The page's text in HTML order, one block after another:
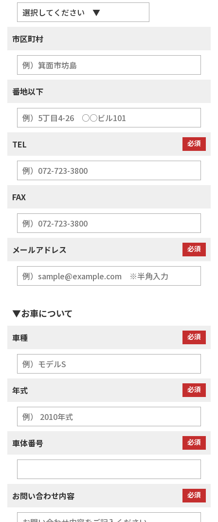
市区町村
番地以下
TEL 必須
FAX
メールアドレス 必須
▼お車について
車種 必須
年式 必須
車体番号 必須
お問い合わせ内容 必須